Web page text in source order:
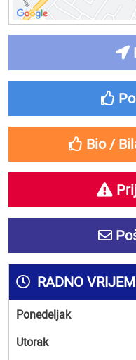
Bio /
RADNO
Ponedeljak
Utorak